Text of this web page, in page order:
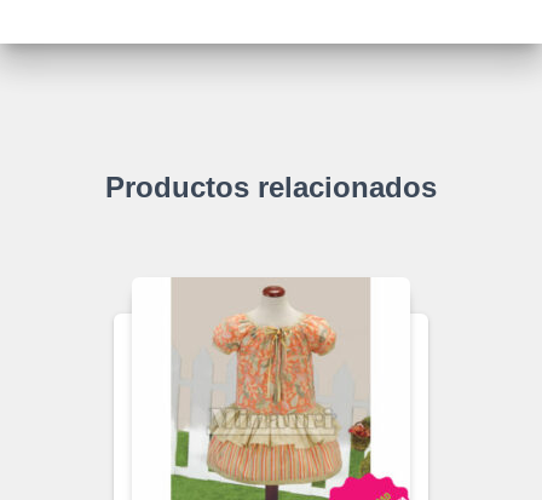
Productos relacionados